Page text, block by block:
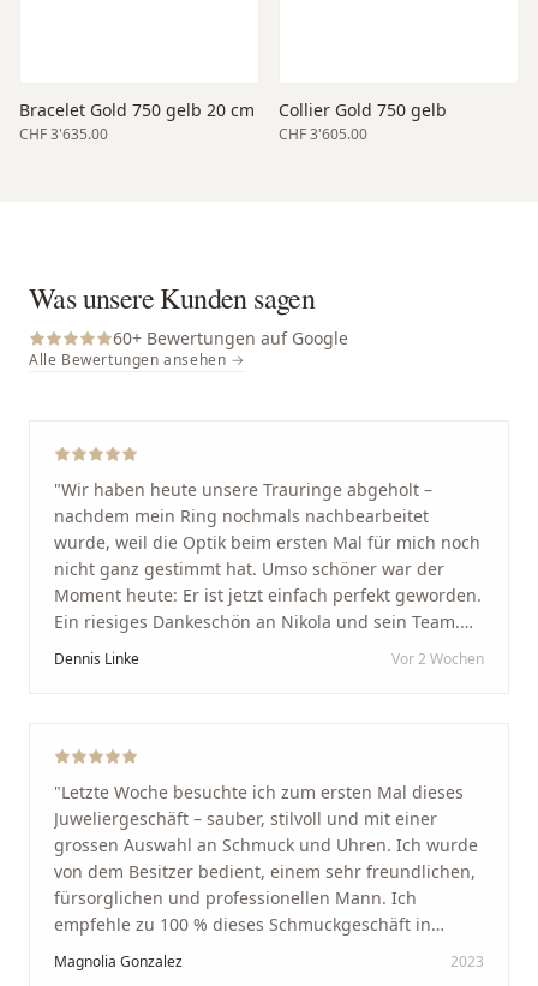
Bracelet Gold 750 gelb 20 cm
CHF 3'635.00
Collier Gold 750 gelb
CHF 3'605.00
Was unsere Kunden sagen
60+ Bewertungen auf Google
Alle Bewertungen ansehen →
"Wir haben heute unsere Trauringe abgeholt –
nachdem mein Ring nochmals nachbearbeitet
wurde, weil die Optik beim ersten Mal für mich noch
nicht ganz gestimmt hat. Umso schöner war der
Moment heute: Er ist jetzt einfach perfekt geworden.
Ein riesiges Dankeschön an Nikola und sein Team.
Vom ersten Termin an wurden wir jedes Mal
Arbeit und seine Kunden wirklich am Herzen liegen.
Service und echte Herzlichkeit schätzt, ist hier genau
richtig."
Dennis Linke Vor 2 Wochen
"Letzte Woche besuchte ich zum ersten Mal dieses
Juweliergeschäft – sauber, stilvoll und mit einer
grossen Auswahl an Schmuck und Uhren. Ich wurde
von dem Besitzer bedient, einem sehr freundlichen,
fürsorglichen und professionellen Mann. Ich
empfehle zu 100 % dieses Schmuckgeschäft in
Schaffhausen. Ich selbst war sehr zufrieden und
glücklich mit der Behandlung. Ich danke Ihnen – ich
Magnolia Gonzalez 2023